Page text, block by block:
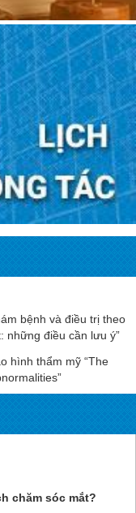
bệnh và điều trị theo
những điều cần lưu ý”
hình thẩm mỹ “The
chăm sóc mắt?